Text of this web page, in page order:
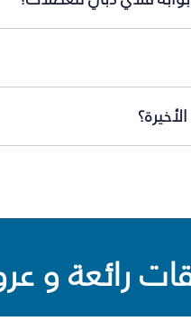
رائعة و